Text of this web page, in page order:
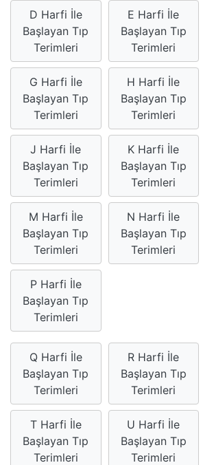
D Harfi İle
Başlayan Tıp
Terimleri
E Harfi İle
Başlayan Tıp
Terimleri
G Harfi İle
Başlayan Tıp
Terimleri
H Harfi İle
Başlayan Tıp
Terimleri
J Harfi İle
Başlayan Tıp
Terimleri
K Harfi İle
Başlayan Tıp
Terimleri
M Harfi İle
Başlayan Tıp
Terimleri
N Harfi İle
Başlayan Tıp
Terimleri
P Harfi İle
Başlayan Tıp
Terimleri
Q Harfi İle
Başlayan Tıp
Terimleri
R Harfi İle
Başlayan Tıp
Terimleri
T Harfi İle
Başlayan Tıp
Terimleri
U Harfi İle
Başlayan Tıp
Terimleri